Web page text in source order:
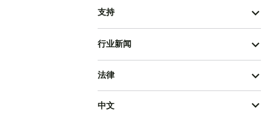
支持
行业新闻
法律
中文